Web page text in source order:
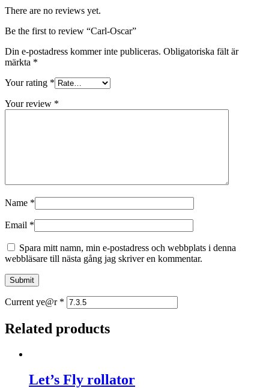
There are no reviews yet.
Be the first to review “Carl-Oscar”
Din e-postadress kommer inte publiceras. Obligatoriska fält är
märkta *
Your rating *
Your review *
Name *
Email *
Spara mitt namn, min e-postadress och webbplats i denna
webbläsare till nästa gång jag skriver en kommentar.
Current ye@r *
Related products
Let’s Fly rollator